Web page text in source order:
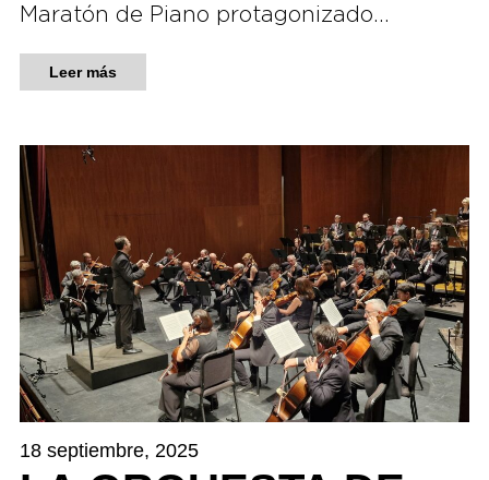
Maratón de Piano protagonizado…
Leer más
18 septiembre, 2025